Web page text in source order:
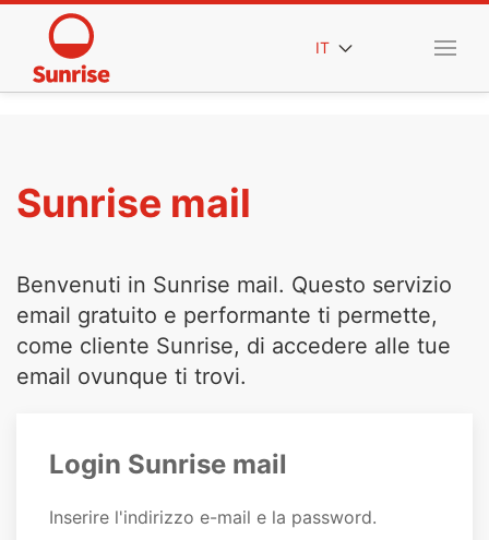
IT
Sunrise mail
Benvenuti in Sunrise mail. Questo servizio
email gratuito e performante ti permette,
come cliente Sunrise, di accedere alle tue
email ovunque ti trovi.
Login Sunrise mail
Inserire l'indirizzo e-mail e la password.